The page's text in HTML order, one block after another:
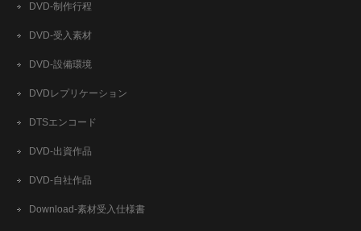
DVD-制作行程
DVD-受入素材
DVD-設備環境
DVDレプリケーション
DTSエンコード
DVD-出資作品
DVD-自社作品
​Download-素材受入仕様書